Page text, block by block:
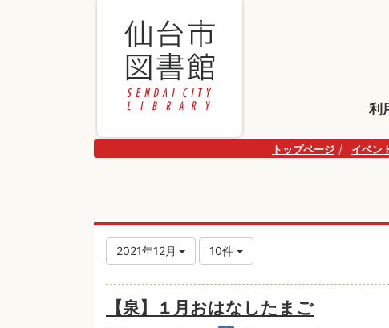
利
トップページ イベン
2021年12月 10件
【泉】１月おはなしたまご